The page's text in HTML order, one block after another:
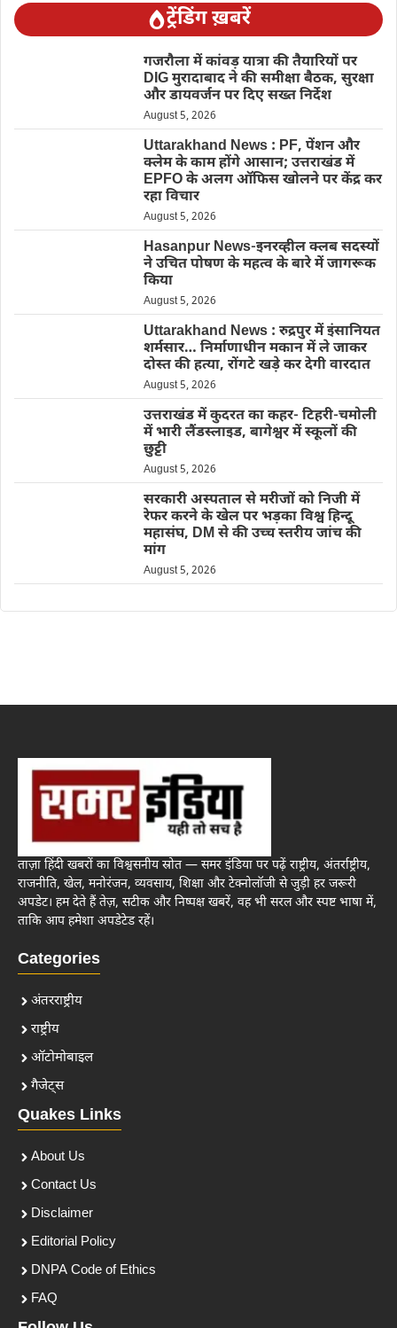
ट्रेंडिंग ख़बरें
गजरौला में कांवड़ यात्रा की तैयारियों पर
DIG मुरादाबाद ने की समीक्षा बैठक, सुरक्षा
और डायवर्जन पर दिए सख्त निर्देश
August 5, 2026
Uttarakhand News : PF, पेंशन और
क्लेम के काम होंगे आसान; उत्तराखंड में
EPFO के अलग ऑफिस खोलने पर केंद्र कर
रहा विचार
August 5, 2026
Hasanpur News-इनरव्हील क्लब सदस्यों
ने उचित पोषण के महत्व के बारे में जागरूक
किया
August 5, 2026
Uttarakhand News : रुद्रपुर में इंसानियत
शर्मसार… निर्माणाधीन मकान में ले जाकर
दोस्त की हत्या, रोंगटे खड़े कर देगी वारदात
August 5, 2026
उत्तराखंड में कुदरत का कहर- टिहरी-चमोली
में भारी लैंडस्लाइड, बागेश्वर में स्कूलों की
छुट्टी
August 5, 2026
सरकारी अस्पताल से मरीजों को निजी में
रेफर करने के खेल पर भड़का विश्व हिन्दू
महासंघ, DM से की उच्च स्तरीय जांच की
मांग
August 5, 2026
ताज़ा हिंदी खबरों का विश्वसनीय स्रोत — समर इंडिया पर पढ़ें राष्ट्रीय, अंतर्राष्ट्रीय,
राजनीति, खेल, मनोरंजन, व्यवसाय, शिक्षा और टेक्नोलॉजी से जुड़ी हर जरूरी
अपडेट। हम देते हैं तेज़, सटीक और निष्पक्ष खबरें, वह भी सरल और स्पष्ट भाषा में,
ताकि आप हमेशा अपडेटेड रहें।
Categories
अंतरराष्ट्रीय
राष्ट्रीय
ऑटोमोबाइल
गैजेट्स
Quakes Links
About Us
Contact Us
Disclaimer
Editorial Policy
DNPA Code of Ethics
FAQ